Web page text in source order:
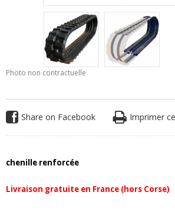
Photo non contractuelle
Share on Facebook Imprimer
chenille renforcée
Livraison gratuite en France (hors Corse)